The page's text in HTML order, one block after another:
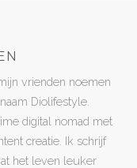
vrienden noemen
Diolifestyle.
digital nomad met
creatie. Ik schrijf
het leven leuker